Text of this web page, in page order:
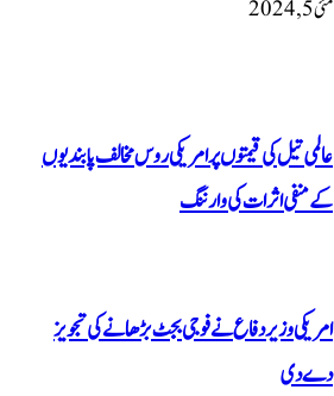
مئی 5, 2024
عالمی تیل کی قیمتوں پر امریکی روس مخالف پابندیوں
کے منفی اثرات کی وارننگ
امریکی وزیر دفاع نے فوجی بجٹ بڑھانے کی تجویز
دے دی